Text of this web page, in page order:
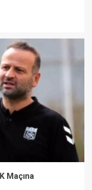
Maçına